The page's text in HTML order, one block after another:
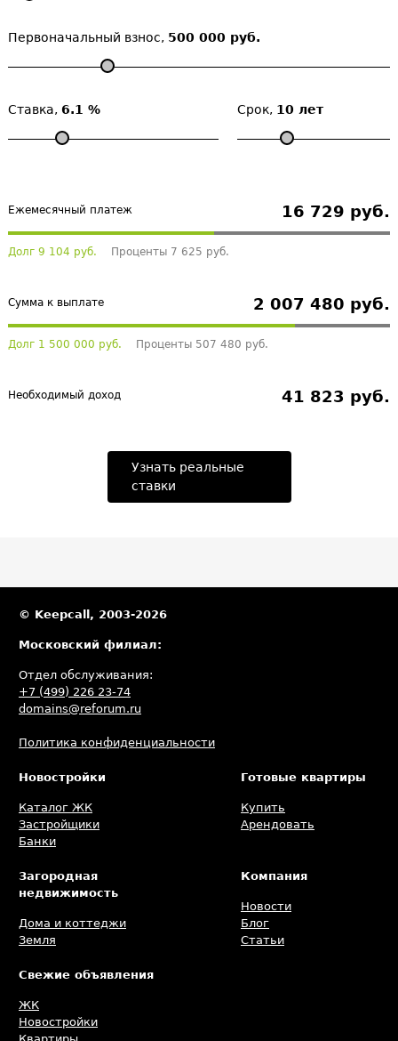
Первоначальный взнос, 500 000 руб.
Ставка, 6.1 % Срок, 10 лет
Ежемесячный платеж 16 729 руб.
Долг 9 104 руб. Проценты 7 625 руб.
Сумма к выплате 2 007 480 руб.
Долг 1 500 000 руб. Проценты 507 480 руб.
Необходимый доход 41 823 руб.
Узнать реальные
ставки
© Keepcall, 2003-2026
Московский филиал:
Отдел обслуживания:
+7 (499) 226 23-74
domains@reforum.ru
Политика конфиденциальности
Новостройки
Каталог ЖК
Застройщики
Банки
Готовые квартиры
Купить
Арендовать
Загородная
недвижимость
Дома и коттеджи
Земля
Компания
Новости
Блог
Статьи
Свежие объявления
ЖК
Новостройки